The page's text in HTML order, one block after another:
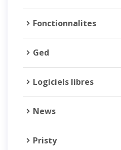
Fonctionnalites
Ged
Logiciels libres
News
Pristy